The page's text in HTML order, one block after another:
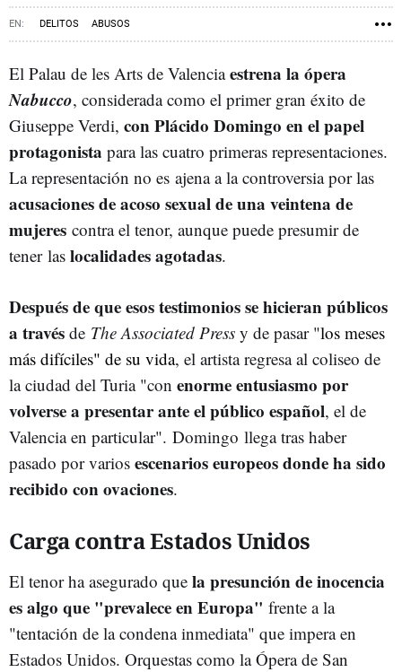
DELITOS ABUSOS
El Palau de les Arts de Valenciaestrena la ópera
Nabucco, considerada como el primer gran éxito de
Giuseppe Verdi, con Plácido Domingo en el papel
protagonista para las cuatro primeras representaciones.
La representación no es ajena a la controversia por las
acusaciones de acoso sexual de una veintena de
mujeres contra el tenor, aunque puede presumir de
tener las localidades agotadas.
Después de que esos testimonios se hicieran públicos
a través de The Associated Press y de pasar "los meses
más difíciles" de su vida, el artista regresa al coliseo de
la ciudad del Turia "con enorme entusiasmo por
volverse a presentar ante el público español, el de
Valencia en particular". Domingo llega tras haber
pasado por varios escenarios europeos donde ha sido
recibido con ovaciones.
Carga contra Estados Unidos
El tenor ha asegurado que la presunción de inocencia
es algo que "prevalece en Europa" frente a la
"tentación de la condena inmediata" que impera en
Estados Unidos. Orquestas como la Ópera de San